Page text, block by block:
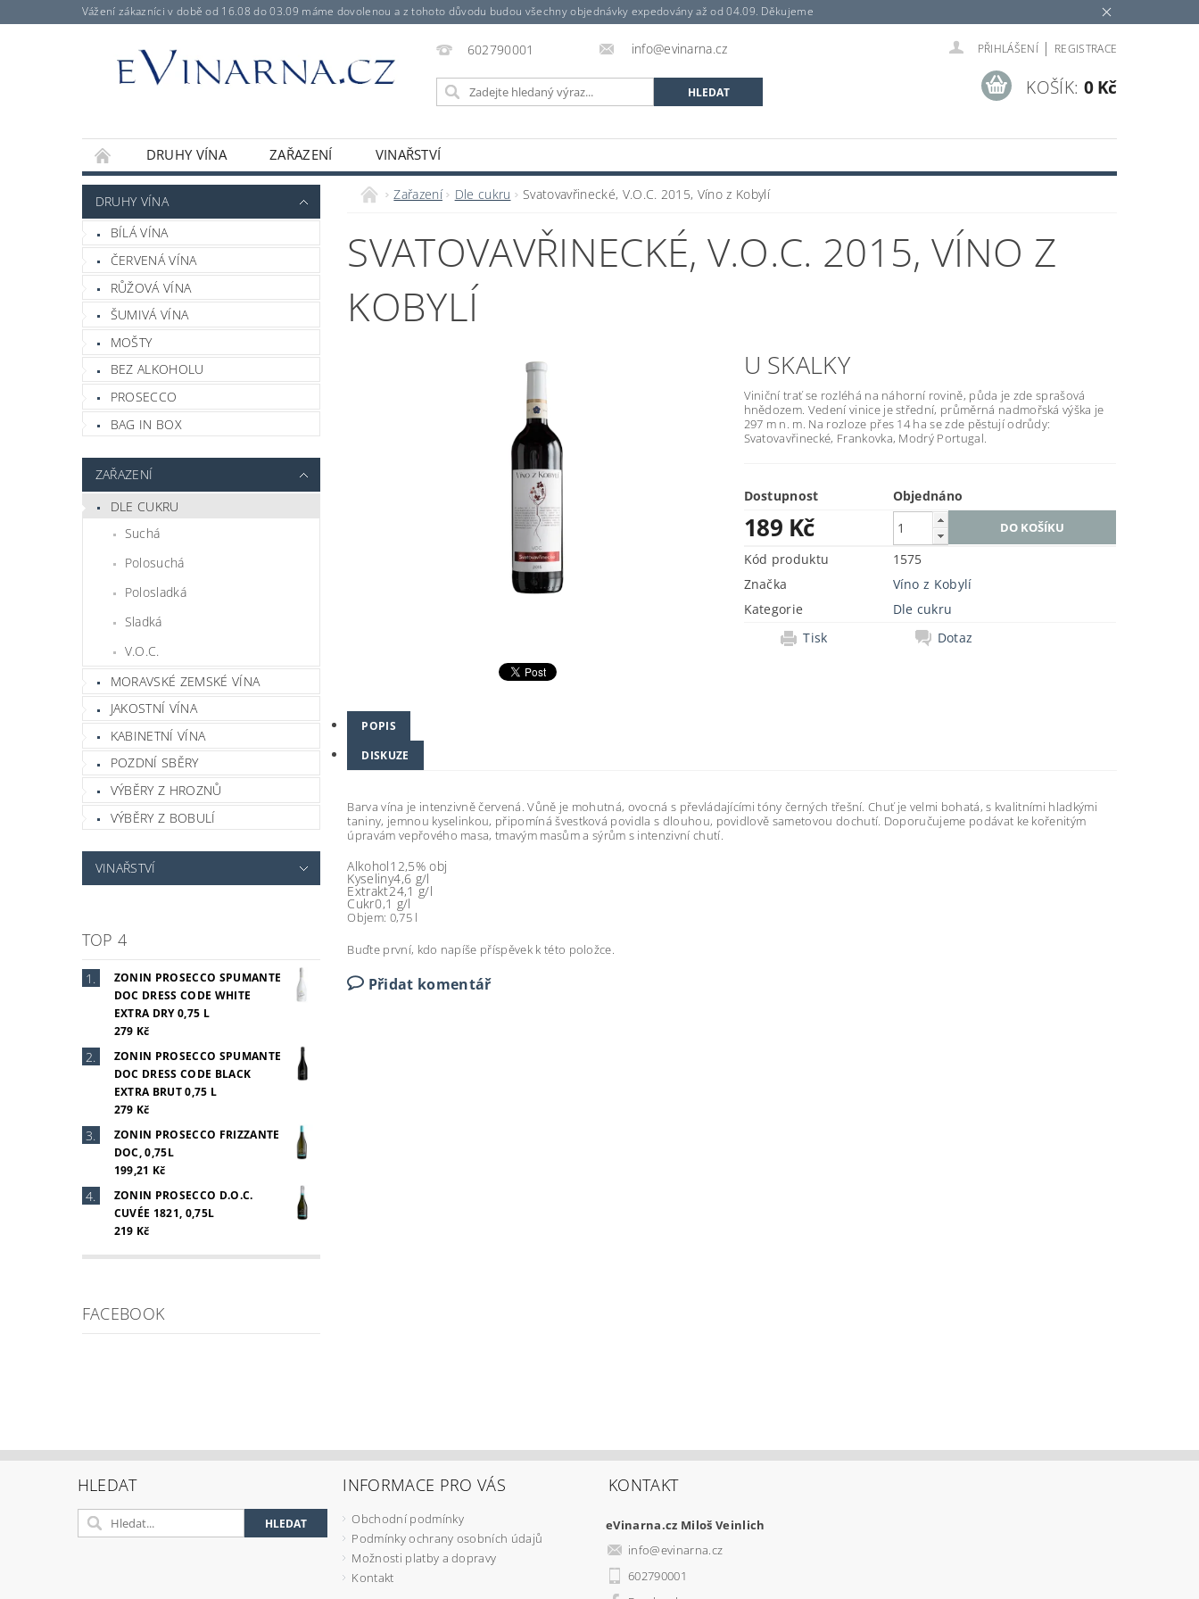
Vážení zákazníci v době od 16.08 do 03.09 máme dovolenou a z tohoto důvodu budou všechny objednávky expedovány až od 04.09. Děkujeme
602790001 info@evinarna.cz PŘIHLÁŠENÍ | REGISTRACE
KOŠÍK: 0 Kč
DRUHY VÍNA ZAŘAZENÍ VINAŘSTVÍ
DRUHY VÍNA
BÍLÁ VÍNA
ČERVENÁ VÍNA
RŮŽOVÁ VÍNA
ŠUMIVÁ VÍNA
MOŠTY
BEZ ALKOHOLU
PROSECCO
BAG IN BOX
ZAŘAZENÍ
DLE CUKRU
Suchá
Polosuchá
Polosladká
Sladká
V.O.C.
MORAVSKÉ ZEMSKÉ VÍNA
JAKOSTNÍ VÍNA
KABINETNÍ VÍNA
POZDNÍ SBĚRY
VÝBĚRY Z HROZNŮ
VÝBĚRY Z BOBULÍ
VINAŘSTVÍ
TOP 4
ZONIN PROSECCO SPUMANTE
DOC DRESS CODE WHITE
EXTRA DRY 0,75 L
279 Kč
ZONIN PROSECCO SPUMANTE
DOC DRESS CODE BLACK
EXTRA BRUT 0,75 L
279 Kč
ZONIN PROSECCO FRIZZANTE
DOC, 0,75L
199,21 Kč
ZONIN PROSECCO D.O.C.
CUVÉE 1821, 0,75L
219 Kč
FACEBOOK
Zařazení Dle cukru Svatovavřinecké, V.O.C. 2015, Víno z Kobylí
SVATOVAVŘINECKÉ, V.O.C. 2015, VÍNO Z
KOBYLÍ
U SKALKY
Viniční trať se rozléhá na náhorní rovině, půda je zde sprašová
hnědozem. Vedení vinice je střední, průměrná nadmořská výška je
297 m n. m. Na rozloze přes 14 ha se zde pěstují odrůdy:
Svatovavřinecké, Frankovka, Modrý Portugal.
Dostupnost Objednáno
189 Kč
Kód produktu
1575
Značka
Víno z Kobylí
Kategorie
Dle cukru
Tisk
Dotaz
POPIS
DISKUZE
Barva vína je intenzivně červená. Vůně je mohutná, ovocná s převládajícími tóny černých třešní. Chuť je velmi bohatá, s kvalitními hladkými
taniny, jemnou kyselinkou, připomíná švestková povidla s dlouhou, povidlově sametovou dochutí. Doporučujeme podávat ke kořenitým
úpravám vepřového masa, tmavým masům a sýrům s intenzivní chutí.
Alkohol12,5% obj
Kyseliny4,6 g/l
Extrakt24,1 g/l
Cukr0,1 g/l
Objem: 0,75 l
Buďte první, kdo napíše příspěvek k této položce.
Přidat komentář
HLEDAT INFORMACE PRO VÁS
Obchodní podmínky
Podmínky ochrany osobních údajů
Možnosti platby a dopravy
Kontakt
KONTAKT
eVinarna.cz Miloš Veinlich
info@evinarna.cz
602790001